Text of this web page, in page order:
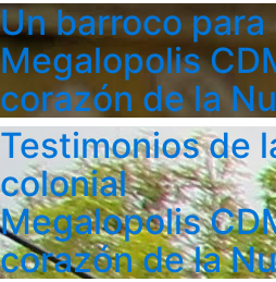
Un barroco
Megalopolis
corazón de la
Testimonios de
colonial
Megalopolis
corazón de la